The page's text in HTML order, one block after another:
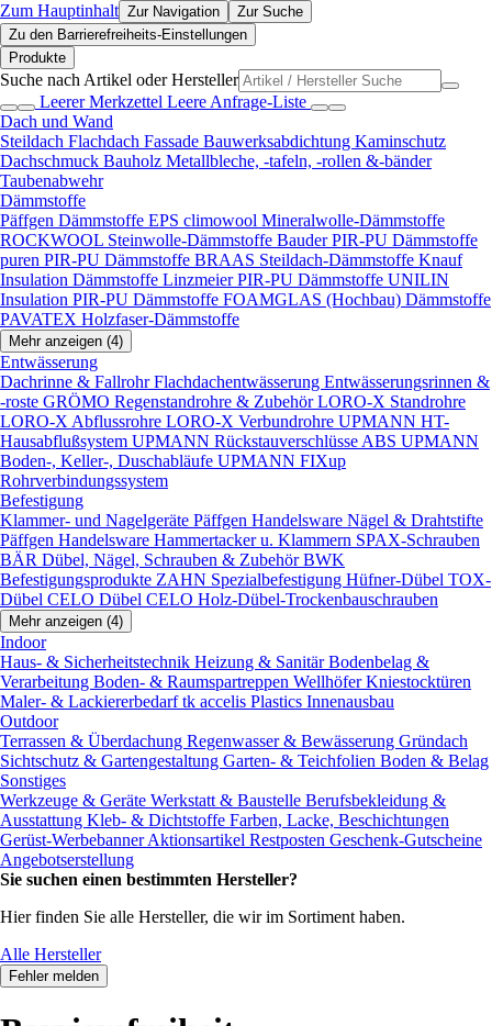
Zum Hauptinhalt Zur Navigation
Zur Suche
Zu den Barrierefreiheits-Einstellungen
Produkte
Suche nach Artikel oder Hersteller
Leerer Merkzettel Leere Anfrage-Liste
Dach und Wand
Steildach Flachdach Fassade Bauwerksabdichtung Kaminschutz
Dachschmuck Bauholz Metallbleche, -tafeln, -rollen &-bänder
Taubenabwehr
Dämmstoffe
Päffgen Dämmstoffe EPS climowool Mineralwolle-Dämmstoffe
ROCKWOOL Steinwolle-Dämmstoffe Bauder PIR-PU Dämmstoffe
puren PIR-PU Dämmstoffe BRAAS Steildach-Dämmstoffe Knauf
Insulation Dämmstoffe Linzmeier PIR-PU Dämmstoffe UNILIN
Insulation PIR-PU Dämmstoffe FOAMGLAS (Hochbau) Dämmstoffe
PAVATEX Holzfaser-Dämmstoffe
Mehr anzeigen (4)
Entwässerung
Dachrinne & FallrohrFlachdachentwässerung Entwässerungsrinnen &
-roste GRÖMO Regenstandrohre & ZubehörLORO-X Standrohre
LORO-X Abflussrohre LORO-X Verbundrohre UPMANN HT-
Hausabflußsystem UPMANN Rückstauverschlüsse ABS UPMANN
Boden-, Keller-, Duschabläufe UPMANN FIXup
Rohrverbindungssystem
Befestigung
Klammer- und Nagelgeräte Päffgen Handelsware Nägel & Drahtstifte
Päffgen Handelsware Hammertacker u. Klammern SPAX-Schrauben
BÄR Dübel, Nägel, Schrauben & ZubehörBWK
Befestigungsprodukte ZAHN Spezialbefestigung Hüfner-Dübel TOX-
Dübel CELO Dübel CELO Holz-Dübel-Trockenbauschrauben
Mehr anzeigen (4)
Indoor
Haus- & Sicherheitstechnik Heizung & SanitärBodenbelag &
Verarbeitung Boden- & Raumspartreppen Wellhöfer Kniestocktüren
Maler- & Lackiererbedarftk accelis Plastics Innenausbau
Outdoor
Terrassen & Überdachung Regenwasser & Bewässerung Gründach
Sichtschutz & Gartengestaltung Garten- & Teichfolien Boden & Belag
Sonstiges
Werkzeuge & Geräte Werkstatt & Baustelle Berufsbekleidung &
Ausstattung Kleb- & Dichtstoffe Farben, Lacke, Beschichtungen
Gerüst-WerbebannerAktionsartikel Restposten Geschenk-Gutscheine
Angebotserstellung
Sie suchen einen bestimmten Hersteller?
Hier finden Sie alle Hersteller, die wir im Sortiment haben.
Alle Hersteller
Fehler melden